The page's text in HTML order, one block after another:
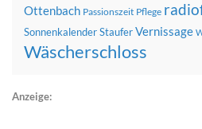
Ottenbach Passionszeit Pflege
SonnenkalenderStauferVernissage
Wäscherschloss
Anzeige: